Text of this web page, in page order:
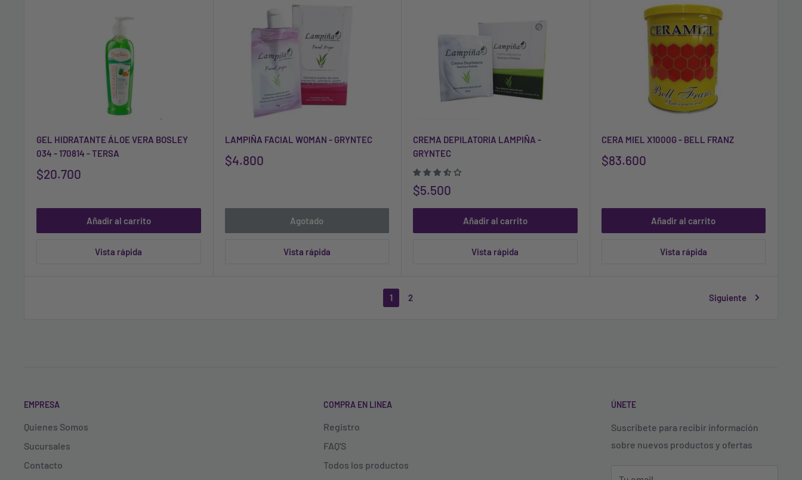
GEL HIDRATANTE ÁLOE VERA BOSLEY
034 - 170814 - TERSA
$20.700
Añadir al carrito
Vista rápida
LAMPIÑA FACIAL WOMAN - GRYNTEC
$4.800
Agotado
Vista rápida
CREMA DEPILATORIA LAMPIÑA -
GRYNTEC
$5.500
Añadir al carrito
Vista rápida
CERA MIEL X1000G - BELL FRANZ
$83.600
Añadir al carrito
Vista rápida
1 2 Siguiente
EMPRESA
Quienes Somos
Sucursales
Contacto
COMPRA EN LINEA
Registro
FAQ'S
Todos los productos
ÚNETE
Suscribete para recibir información
sobre nuevos productos y ofertas